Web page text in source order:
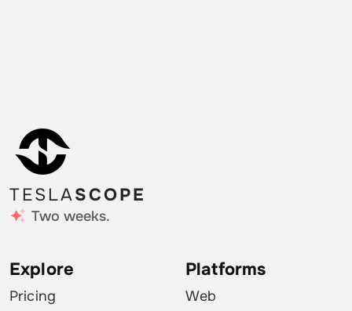
TESLASCOPE
Two weeks.
Explore
Pricing
Platforms
Web